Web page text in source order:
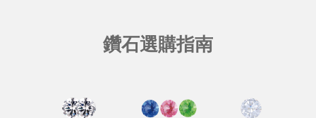
鑽石選購指南